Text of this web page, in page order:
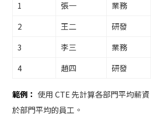
1
張一 業務
2
王二 研發
3
李三 業務
4
趙四 研發
範例： 使用 CTE 先計算各部門平均薪
於部門平均的員工。